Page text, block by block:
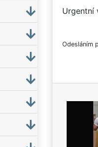
Urgentní
Odesláním